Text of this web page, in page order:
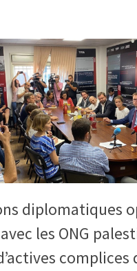
diplomatiques
les ONG
complices